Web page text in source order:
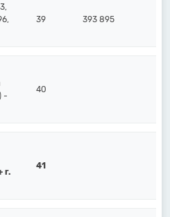
39 393 895
-
40
r.
41